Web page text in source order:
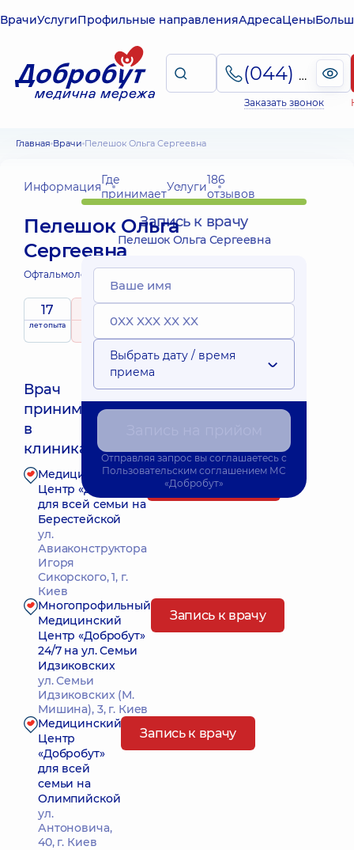
ВрачиУслугиПрофильные направленияАдресаЦены
(044) 495-2-888
Заказать звонок
Главная Врачи Пелешок Ольга Сергеевна
ИнформацияГде
принимаетУслуги186
отзывов
Пелешок Ольга
Сергеевна
Офтальмолог;Офтальмолог детский;
17
лет опыта рейтингна основе
принимает
Врач
принимает
в
клиниках:
Медицинский
Центр «Добробут»
для всей семьи на
Берестейской
ул.
Авиаконструктора
Игоря
Сикорского, 1, г.
Киев
Запись к врачу
Многопрофильный
Медицинский
Центр «Добробут»
24/7 на ул. Семьи
Идзиковских
ул. Семьи
Идзиковских (М.
Мишина), 3, г. Киев
Запись к врачу
Медицинский
Центр
«Добробут»
для всей
семьи на
Олимпийской
ул.
Антоновича,
40, г. Киев
Запись к врачу
Запись к врачу
Пелешок Ольга Сергеевна
Выбрать дату / время
приема
Отправляя запрос вы соглашаетесь с
Пользовательским соглашением МС
«Добробут»